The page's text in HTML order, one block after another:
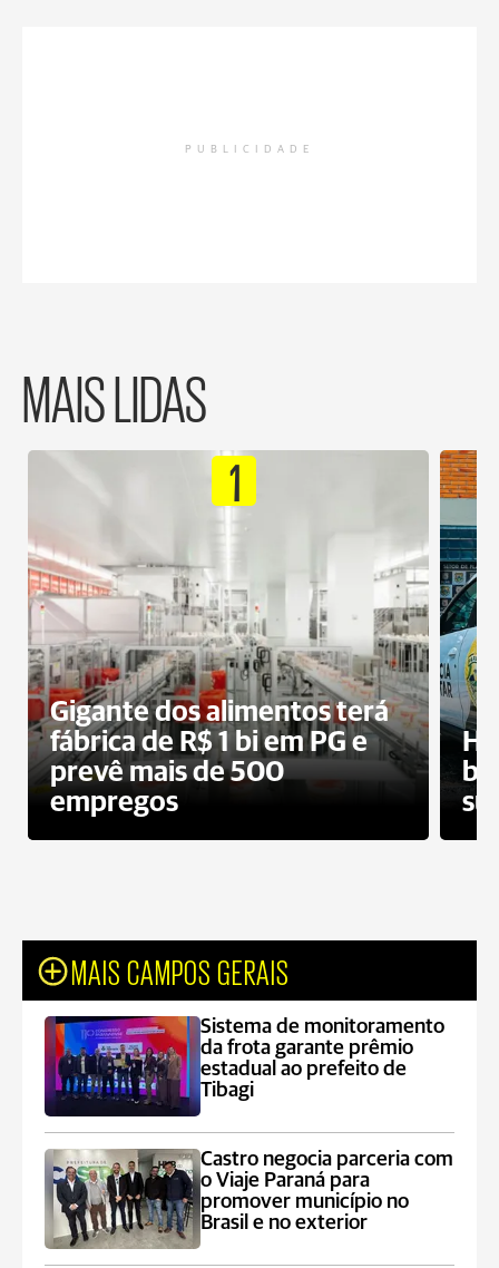
PUBLICIDADE
MAIS LIDAS
1
Gigante dos alimentos terá
fábrica de R$ 1 bi em PG e
prevê mais de 500
empregos
MAIS CAMPOS GERAIS
Sistema de monitoramento
da frota garante prêmio
estadual ao prefeito de
Tibagi
Castro negocia parceria com
o Viaje Paraná para
promover município no
Brasil e no exterior